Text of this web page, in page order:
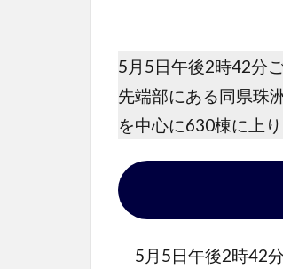
5月5日午後2時42分
先端部にある同県珠
を中心に630棟に上
5月5日午後2時42